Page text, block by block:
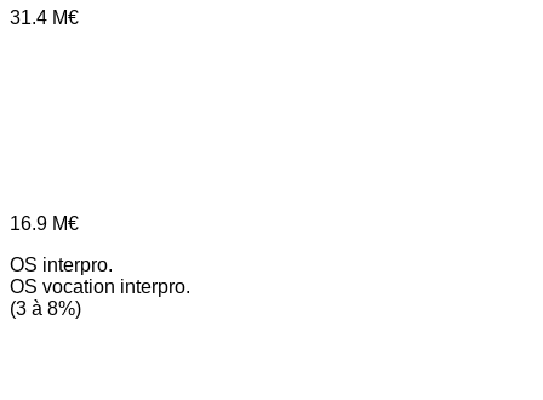
31.4 M€
16.9 M€
OS interpro.
OS vocation interpro.
(3 à 8%)